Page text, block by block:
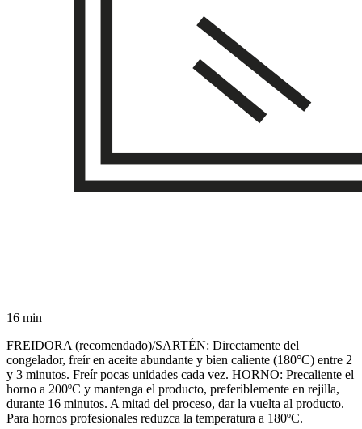
16 min
FREIDORA (recomendado)/SARTÉN: Directamente del
congelador, freír en aceite abundante y bien caliente (180°C) entre 2
y 3 minutos. Freír pocas unidades cada vez. HORNO: Precaliente el
horno a 200ºC y mantenga el producto, preferiblemente en rejilla,
durante 16 minutos. A mitad del proceso, dar la vuelta al producto.
Para hornos profesionales reduzca la temperatura a 180ºC.